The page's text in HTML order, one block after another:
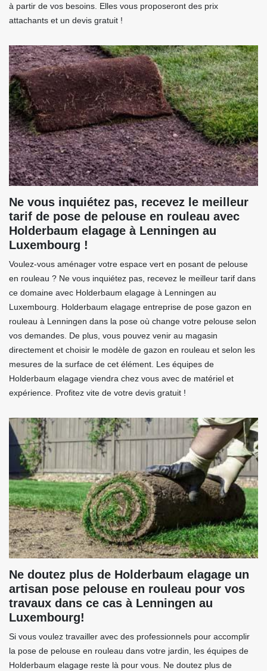
à partir de vos besoins. Elles vous proposeront des prix
attachants et un devis gratuit !
Ne vous inquiétez pas, recevez le meilleur
tarif de pose de pelouse en rouleau avec
Holderbaum elagage à Lenningen au
Luxembourg !
Voulez-vous aménager votre espace vert en posant de pelouse
en rouleau ? Ne vous inquiétez pas, recevez le meilleur tarif dans
ce domaine avec Holderbaum elagage à Lenningen au
Luxembourg. Holderbaum elagage entreprise de pose gazon en
rouleau à Lenningen dans la pose où change votre pelouse selon
vos demandes. De plus, vous pouvez venir au magasin
directement et choisir le modèle de gazon en rouleau et selon les
mesures de la surface de cet élément. Les équipes de
Holderbaum elagage viendra chez vous avec de matériel et
expérience. Profitez vite de votre devis gratuit !
Ne doutez plus de Holderbaum elagage un
artisan pose pelouse en rouleau pour vos
travaux dans ce cas à Lenningen au
Luxembourg!
Si vous voulez travailler avec des professionnels pour accomplir
la pose de pelouse en rouleau dans votre jardin, les équipes de
Holderbaum elagage reste là pour vous. Ne doutez plus de